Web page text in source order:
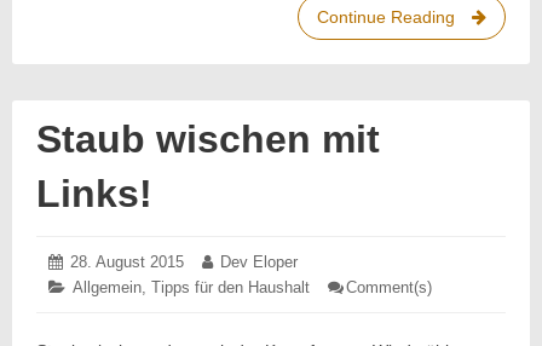
Continue Reading
auf
Staub wischen mit
Links!
Posted
on:
28. August 2015 28.
August
2015
Author:
Dev Eloper
Categories:
Allgemein, Tipps für den Haushalt Comment(s)
Links!